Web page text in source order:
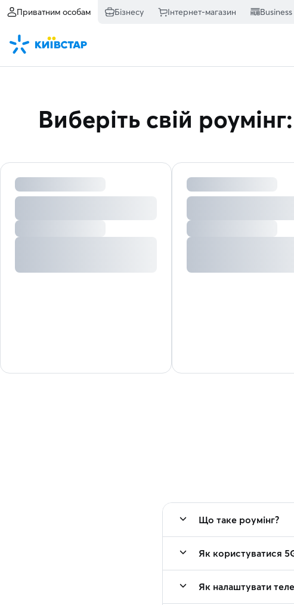
Приватним особам Бізнесу Інтернет-магазин
Виберіть свій роумінг:
Що таке роумінг?
Як користуватися
Як налаштувати